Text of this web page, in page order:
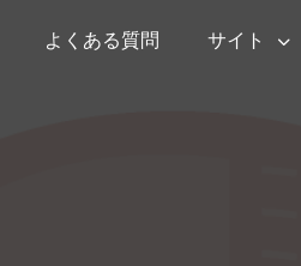
よくある質問 サイト